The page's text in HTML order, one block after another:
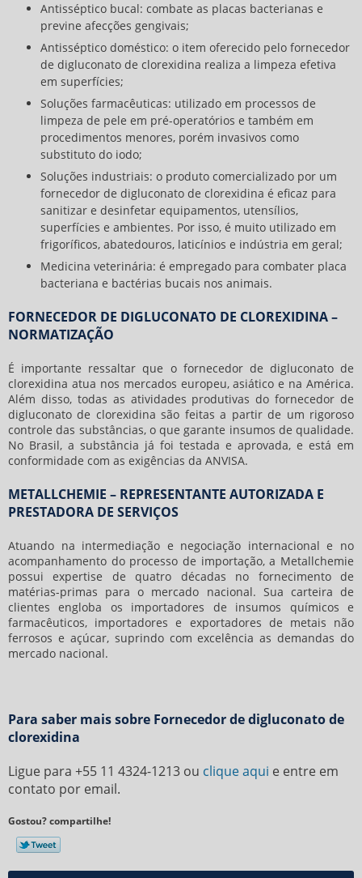
Antisséptico bucal: combate as placas bacterianas e
previne afecções gengivais;
Antisséptico doméstico: o item oferecido pelo fornecedor
de digluconato de clorexidina realiza a limpeza efetiva
em superfícies;
Soluções farmacêuticas: utilizado em processos de
limpeza de pele em pré-operatórios e também em
procedimentos menores, porém invasivos como
substituto do iodo;
Soluções industriais: o produto comercializado por um
fornecedor de digluconato de clorexidina é eficaz para
sanitizar e desinfetar equipamentos, utensílios,
superfícies e ambientes. Por isso, é muito utilizado em
frigoríficos, abatedouros, laticínios e indústria em geral;
Medicina veterinária: é empregado para combater placa
bacteriana e bactérias bucais nos animais.
FORNECEDOR DE DIGLUCONATO DE CLOREXIDINA –
NORMATIZAÇÃO
É importante ressaltar que o fornecedor de digluconato de
clorexidina atua nos mercados europeu, asiático e na América.
Além disso, todas as atividades produtivas dofornecedor de
digluconato de clorexidina são feitas a partir de um rigoroso
controle das substâncias, o que garante insumos de qualidade.
No Brasil, a substância já foi testada e aprovada, e está em
conformidade com as exigências da ANVISA.
METALLCHEMIE – REPRESENTANTE AUTORIZADA E
PRESTADORA DE SERVIÇOS
Atuando na intermediação e negociação internacional e no
acompanhamento do processo de importação, a Metallchemie
possui expertise de quatro décadas no fornecimento de
matérias-primas para o mercado nacional. Sua carteira de
clientes engloba os importadores de insumos químicos e
farmacêuticos, importadores e exportadores de metais não
ferrosos e açúcar, suprindo com excelência as demandas do
mercado nacional.
Para saber mais sobre Fornecedor de digluconato de
clorexidina
Ligue para +55 11 4324-1213 ou clique aqui e entre em
contato por email.
Gostou? compartilhe!